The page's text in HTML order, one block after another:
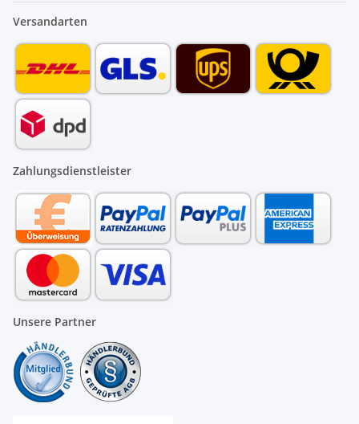
Versandarten
Zahlungsdienstleister
Unsere Partner